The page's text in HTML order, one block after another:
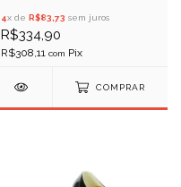
- 00060
4x de R$83,73 sem juros
R$334,90
R$308,11 com
COMPRAR